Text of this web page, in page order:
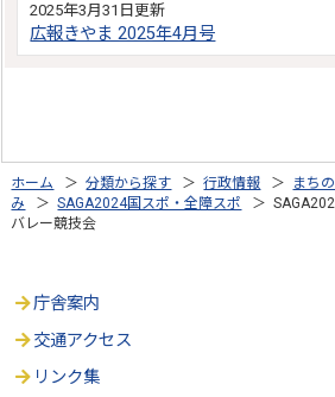
2025年3月31日更新
広報きやま 2025年4月号
ホーム ＞分類から探す ＞行政情報 ＞ まち
み
＞SAGA2024国スポ・全障スポ
＞
バレー競技会
庁舎案内
交通アクセス
リンク集